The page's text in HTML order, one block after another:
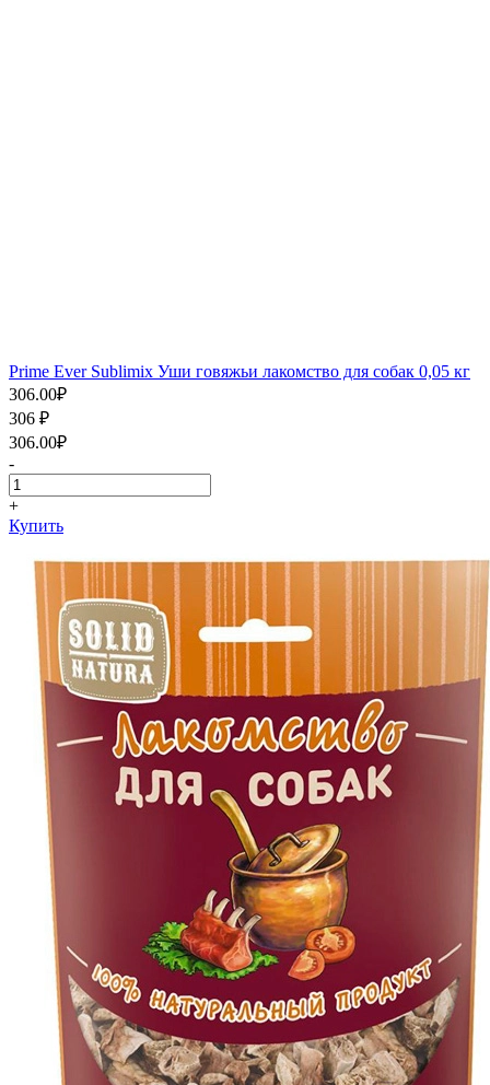
Prime Ever Sublimix Уши говяжьи лакомство для собак 0,05 кг
306.00₽
306 ₽
306.00₽
-
+
Купить